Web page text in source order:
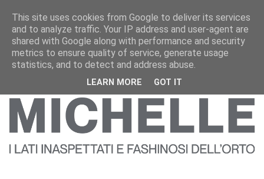
This site uses cookies from Google to deliver its services
and to analyze traffic. Your IP address and user-agent are
shared with Google along with performance and security
metrics to ensure quality of service, generate usage
statistics, and to detect and address abuse.
LEARN MORE GOT IT